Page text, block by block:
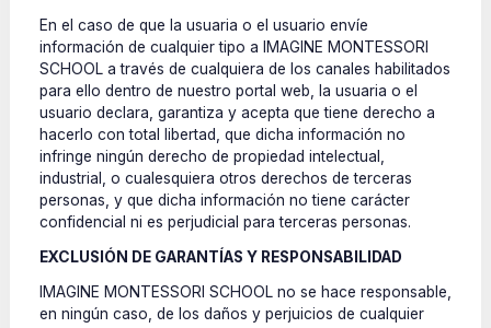
En el caso de que la usuaria o el usuario envíe
información de cualquier tipo a IMAGINE MONTESSORI
SCHOOL a través de cualquiera de los canales habilitados
para ello dentro de nuestro portal web, la usuaria o el
usuario declara, garantiza y acepta que tiene derecho a
hacerlo con total libertad, que dicha información no
infringe ningún derecho de propiedad intelectual,
industrial, o cualesquiera otros derechos de terceras
personas, y que dicha información no tiene carácter
confidencial ni es perjudicial para terceras personas.
EXCLUSIÓN DE GARANTÍAS Y RESPONSABILIDAD
IMAGINE MONTESSORI SCHOOL no se hace responsable,
en ningún caso, de los daños y perjuicios de cualquier